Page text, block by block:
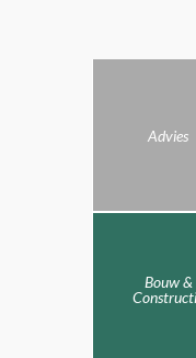
Advies
Bouw &